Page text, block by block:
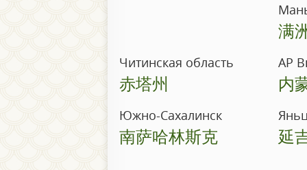
满
Читинская область
赤塔州
АР
内
Южно-Сахалинск
南萨哈林斯克 延